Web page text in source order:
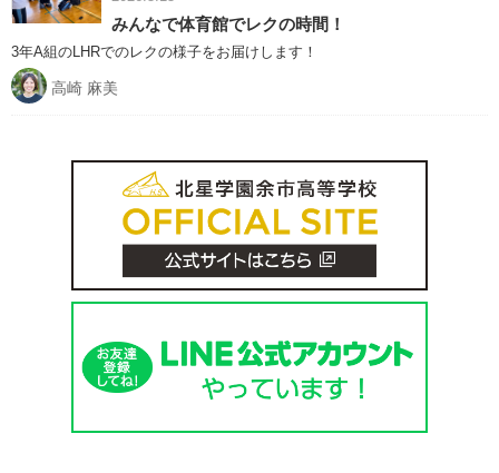
みんなで体育館でレクの時間！
3年A組のLHRでのレクの様子をお届けします！
高崎 麻美